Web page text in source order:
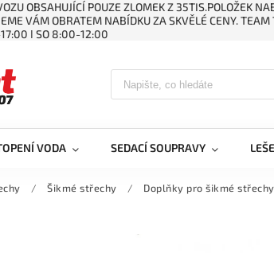
OBSAHUJÍCÍ POUZE ZLOMEK Z 35TIS.POLOŽEK
VÁM OBRATEM NABÍDKU ZA SKVĚLÉ CENY. TEAM
ǀ SO 8:00-12:00
VODA SEDACÍ SOUPRAVY
/ Šikmé střechy / Doplňky pro šikmé střechy